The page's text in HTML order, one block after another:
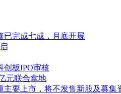
已完成七成，月底开展
创板IPO审核
元联合拿地
主要上市，将不发售新股及募集